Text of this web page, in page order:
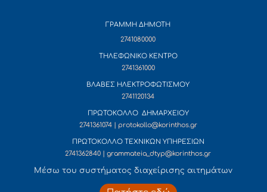
ΓΡΑΜΜΗ ΔΗΜΟΤΗ
2741080000
ΤΗΛΕΦΩΝΙΚΟ ΚΕΝΤΡΟ
2741361000
ΒΛΑΒΕΣ ΗΛΕΚΤΡΟΦΩΤΙΣΜΟΥ
2741120134
ΠΡΩΤΟΚΟΛΛΟ ΔΗΜΑΡΧΕΙΟΥ
2741361074 | protokollo@korinthos.gr
ΠΡΩΤΟΚΟΛΛΟ ΤΕΧΝΙΚΩΝ ΥΠΗΡΕΣΙΩΝ
2741362840 | grammateia_dtyp@korinthos.gr
Mέσω του συστήματος διαχείρισης αιτημάτων